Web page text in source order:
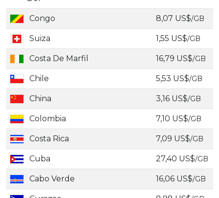
Congo 8,07 US$/GB
Suiza 1,55 US$/GB
Costa De Marfil 16,79 US$/GB
Chile 5,53 US$/GB
China 3,16 US$/GB
Colombia 7,10 US$/GB
Costa Rica 7,09 US$/GB
Cuba 27,40 US$/GB
Cabo Verde 16,06 US$/GB